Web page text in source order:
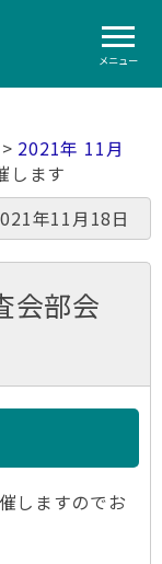
メニュー
> 2021年 11月
します
年11月18日
会部会
しますのでお